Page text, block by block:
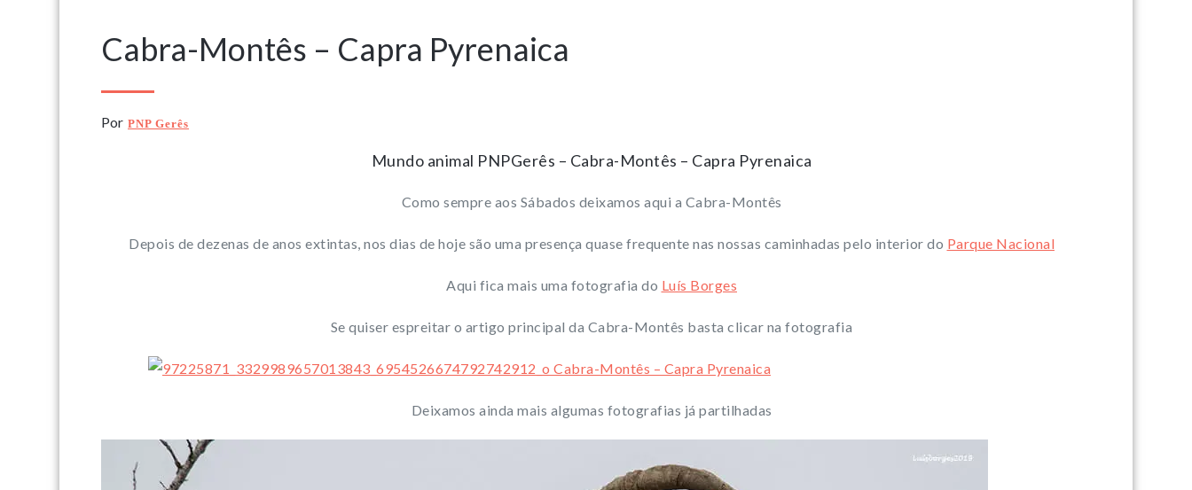
Cabra-Montês – Capra Pyrenaica
Por PNP Gerês
Mundo animal PNPGerês – Cabra-Montês – Capra Pyrenaica
Como sempre aos Sábados deixamos aqui a Cabra-Montês
Depois de dezenas de anos extintas, nos dias de hoje são uma presença quase frequente nas nossas caminhadas pelo interior do Parque Nacional
Aqui fica mais uma fotografia do Luís Borges
Se quiser espreitar o artigo principal da Cabra-Montês basta clicar na fotografia
Deixamos ainda mais algumas fotografias já partilhadas